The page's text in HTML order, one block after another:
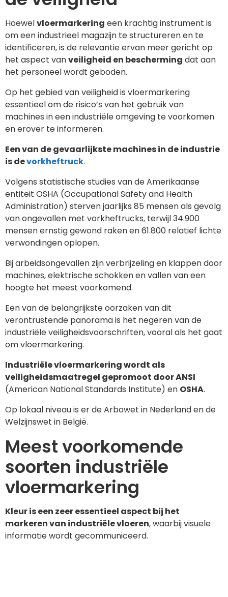
Hoewelvloermarkering een krachtig instrument is
om een industrieel magazijn te structureren en te
identificeren, is de relevantie ervan meer gericht op
het aspect vanveiligheid en bescherming dat aan
het personeel wordt geboden.
Op het gebied van veiligheid is vloermarkering
essentieel om de risico’s van het gebruik van
machines in een industriële omgeving te voorkomen
en erover te informeren.
Een van de gevaarlijkste machines in de industrie
is devorkheftruck.
Volgens statistische studies van de Amerikaanse
entiteit OSHA (Occupational Safety and Health
Administration) sterven jaarlijks 85 mensen als gevolg
van ongevallen met vorkheftrucks, terwijl 34.900
mensen ernstig gewond raken en 61.800 relatief lichte
verwondingen oplopen.
Bij arbeidsongevallen zijn verbrijzeling en klappen door
machines, elektrische schokken en vallen van een
hoogte het meest voorkomend.
Een van de belangrijkste oorzaken van dit
verontrustende panorama is het negeren van de
industriële veiligheidsvoorschriften, vooral als het gaat
om vloermarkering.
Industriële vloermarkering wordt als
veiligheidsmaatregel gepromoot door ANSI
(American National Standards Institute) en OSHA.
Op lokaal niveau is er de Arbowet in Nederland en de
Welzijnswet in België.
Meest voorkomende
soorten industriële
vloermarkering
Kleur is een zeer essentieel aspect bij het
markeren van industriële vloeren, waarbij visuele
informatie wordt gecommuniceerd.